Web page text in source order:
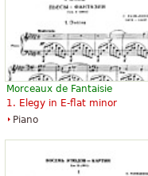
Morceaux de Fantaisie
1. Elegy in E-flat minor
Piano